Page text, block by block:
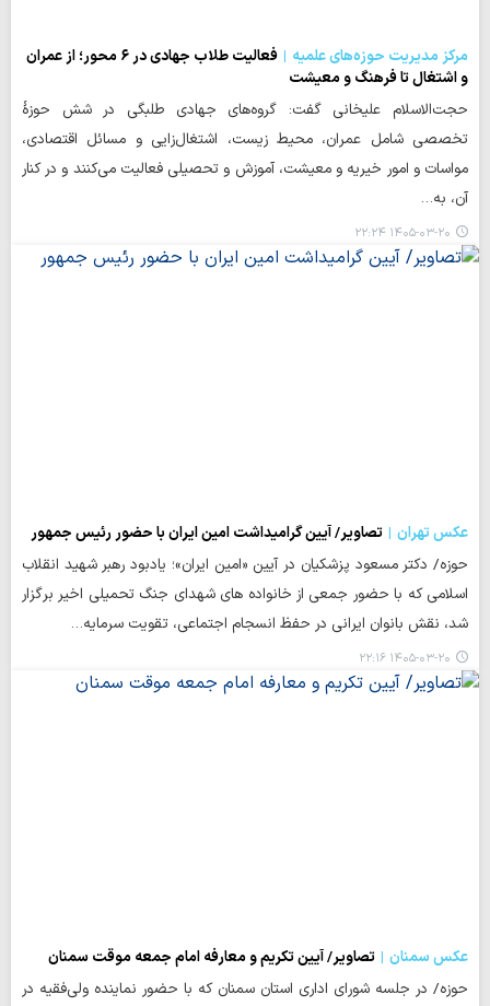
مرکز مدیریت حوزه‌های علمیه
فعالیت طلاب جهادی در ۶ محور؛ از عمران
و اشتغال تا فرهنگ و معیشت
حجت‌الاسلام علیخانی گفت: گروه‌های جهادی طلبگی در شش حوزهٔ
تخصصی شامل عمران، محیط زیست، اشتغال‌زایی و مسائل اقتصادی،
مواسات و امور خیریه و معیشت، آموزش و تحصیلی فعالیت می‌کنند و در کنار
آن، به…
۱۴۰۵-۰۳-۲۰ ۲۲:۲۴
عکس تهران
تصاویر/ آیین گرامیداشت امین ایران با حضور رئیس جمهور
حوزه/ دکتر مسعود پزشکیان در آیین «امین ایران»؛ یادبود رهبر شهید انقلاب
اسلامی که با حضور جمعی از خانواده های شهدای جنگ تحمیلی اخیر برگزار
شد، نقش بانوان ایرانی در حفظ انسجام اجتماعی، تقویت سرمایه…
۱۴۰۵-۰۳-۲۰ ۲۲:۱۶
عکس سمنان
تصاویر/ آیین تکریم و معارفه امام جمعه موقت سمنان
حوزه/ در جلسه شورای اداری استان سمنان که با حضور نماینده ولی‌فقیه در